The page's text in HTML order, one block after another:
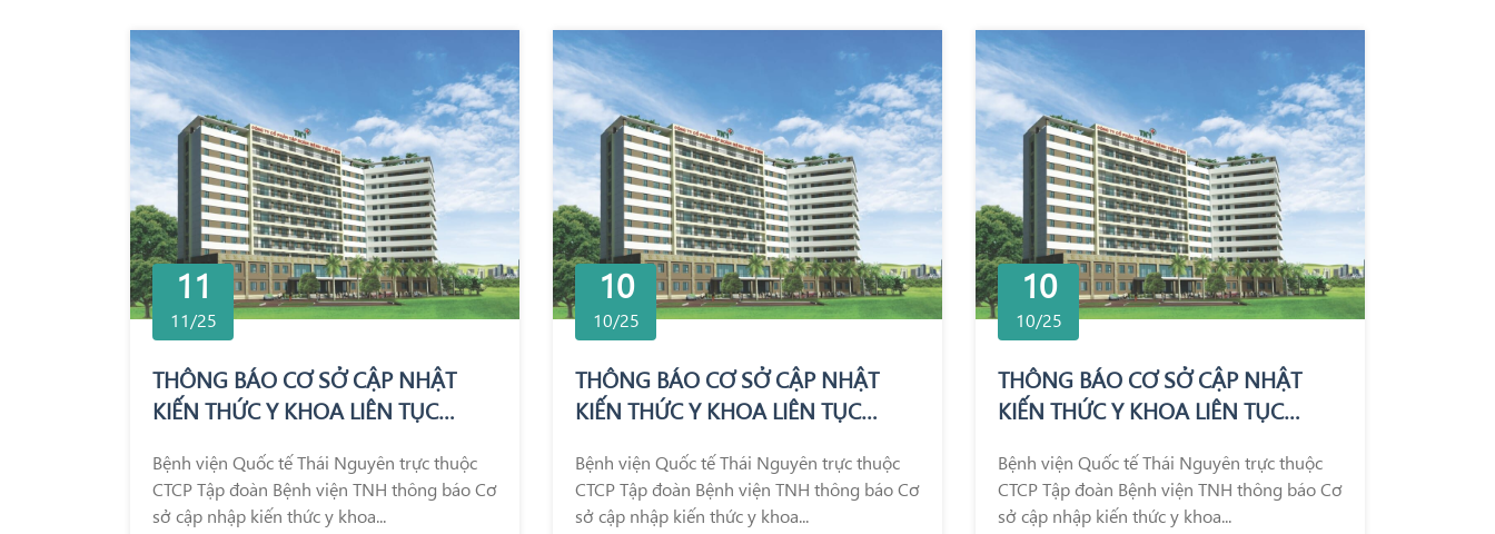
11
11/25
THÔNG BÁO CƠ SỞ CẬP NHẬT
KIẾN THỨC Y KHOA LIÊN TỤC
Bệnh viện Quốc tế Thái Nguyên trực thuộc
CTCP Tập đoàn Bệnh viện TNH thông báo Cơ
sở cập nhập kiến thức y khoa...
10
10/25
THÔNG BÁO CƠ SỞ CẬP NHẬT
KIẾN THỨC Y KHOA LIÊN TỤC
Bệnh viện Quốc tế Thái Nguyên trực thuộc
CTCP Tập đoàn Bệnh viện TNH thông báo Cơ
sở cập nhập kiến thức y khoa...
10
10/25
THÔNG BÁO CƠ SỞ CẬP NHẬT
KIẾN THỨC Y KHOA LIÊN TỤC
Bệnh viện Quốc tế Thái Nguyên trực thuộc
CTCP Tập đoàn Bệnh viện TNH thông báo Cơ
sở cập nhập kiến thức y khoa...